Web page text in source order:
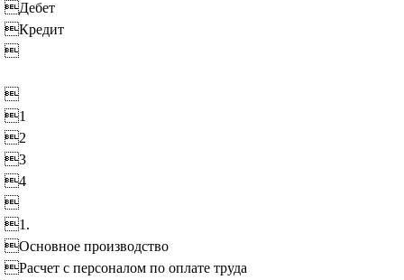
Дебет
Кредит


1
2
3
4

1.
Основное производство
Расчет с персоналом по оплате труда